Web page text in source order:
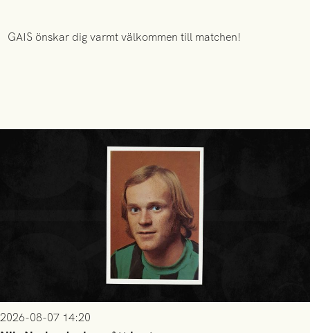
GAIS önskar dig varmt välkommen till matchen!
2026-08-07 14:20